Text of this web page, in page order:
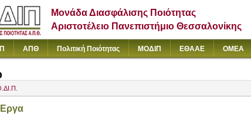
Μονάδα Διασφάλισης Ποιότητας
Αριστοτέλειο Πανεπιστήμιο Θεσσαλονίκης
ΑΠΘ Πολιτική Ποιότητας ΜΟΔΙΠ ΕΘΑΑΕ ΟΜΕΑ
Έργα